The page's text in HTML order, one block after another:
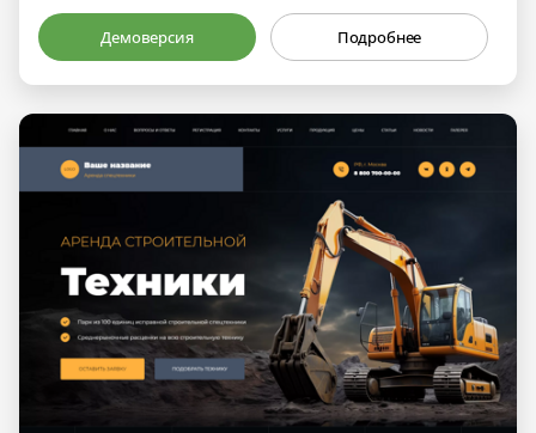
Демоверсия Подробнее